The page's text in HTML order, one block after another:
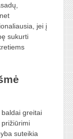
jei į
sukurti
greitai
suteikia